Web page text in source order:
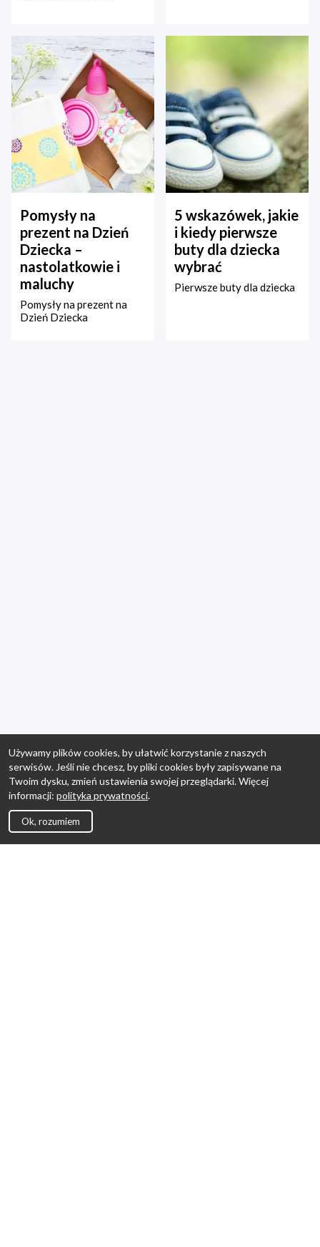
Pomysły na
prezent na Dzień
Dziecka –
nastolatkowie i
maluchy
Pomysły na prezent na
Dzień Dziecka
5 wskazówek, jakie
i kiedy pierwsze
buty dla dziecka
wybrać
Pierwsze buty dla dziecka
Używamy plików cookies, by ułatwić korzystanie z naszych
serwisów. Jeśli nie chcesz, by pliki cookies były zapisywane na
Twoim dysku, zmień ustawienia swojej przeglądarki. Więcej
informacji: polityka prywatności.
Ok, rozumiem